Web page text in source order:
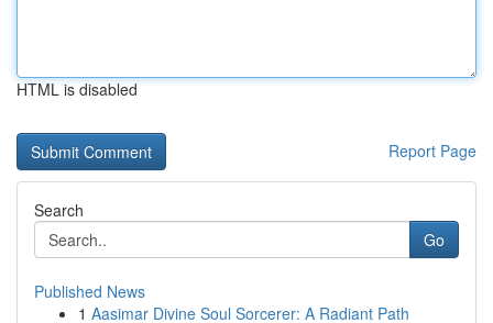
HTML is disabled
Report Page
Search
Go
Published News
1 Aasimar Divine Soul Sorcerer: A Radiant Path